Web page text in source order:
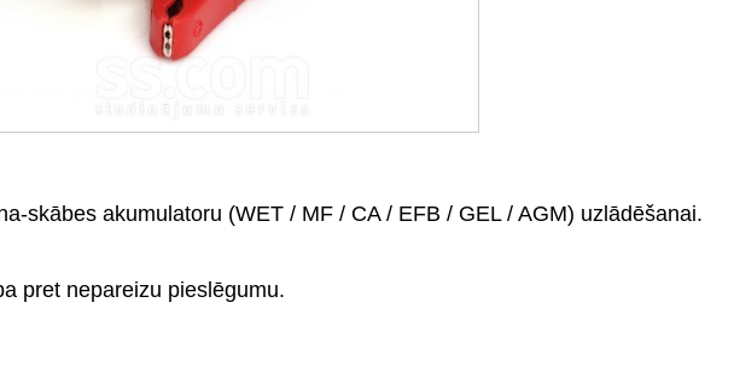
skābes akumulatoru (WET / MF / CA / EFB / GEL / AGM) uzlādēšanai.
pret nepareizu pieslēgumu.